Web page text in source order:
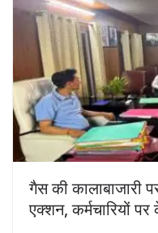
गैस की कालाबाजारी
एक्शन, कर्मचारियों